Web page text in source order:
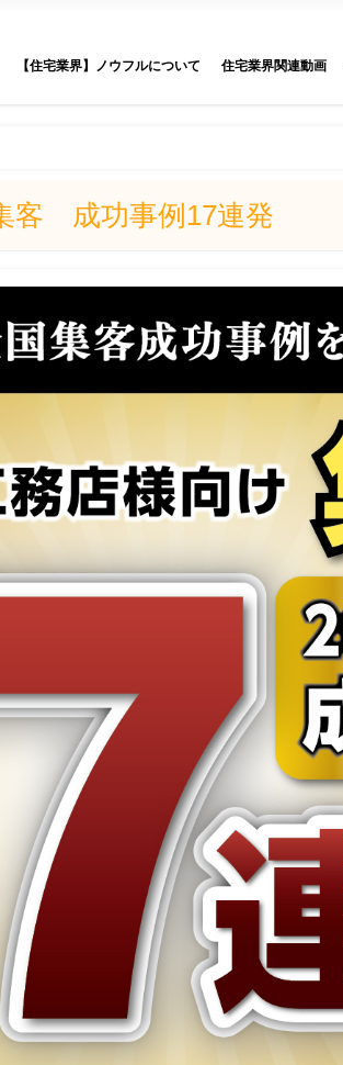
【住宅業界】ノウフルについて 住宅業界関連動画
客 成功事例17連発